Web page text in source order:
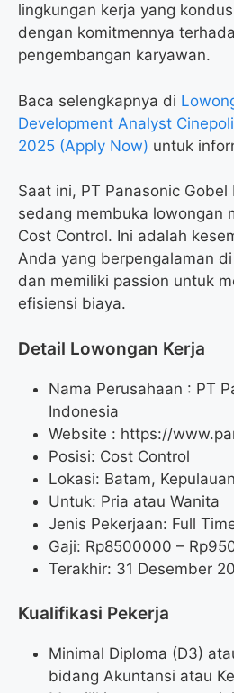
lingkungan kerja yang
dengan komitmennya
pengembangan karyawan.
Baca selengkapnya di
Development Analyst
2025 (Apply Now) untuk
Saat ini, PT Panasonic
sedang membuka lowongan
Cost Control. Ini adalah
Anda yang berpengalaman
dan memiliki passion untuk
efisiensi biaya.
Detail Lowongan Kerja
Nama Perusahaan : PT
Indonesia
Website : https://
Posisi: Cost Control
Lokasi: Batam,
Untuk: Pria atau Wanita
Jenis Pekerjaan: Full
Gaji: Rp8500000 – Rp
Terakhir: 31 Desember
Kualifikasi Pekerja
Minimal Diploma (D3)
bidang Akuntansi atau